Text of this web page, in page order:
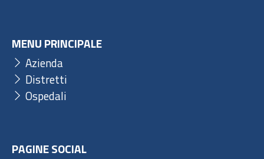
MENU PRINCIPALE
Azienda
Distretti
Ospedali
PAGINE SOCIAL